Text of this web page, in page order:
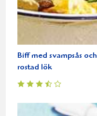
Biff med svampsås och
rostad lök